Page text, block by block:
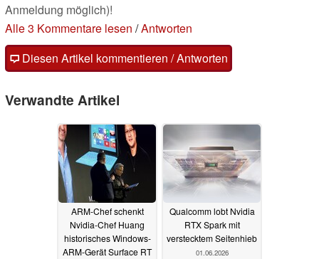
Anmeldung möglich)!
Alle 3 Kommentare lesen /Antworten
Diesen Artikel kommentieren / Antworten
Verwandte Artikel
ARM-Chef schenkt
Nvidia-Chef Huang
historisches Windows-
ARM-Gerät Surface RT
Qualcomm lobt Nvidia
RTX Spark mit
verstecktem Seitenhieb
01.06.2026